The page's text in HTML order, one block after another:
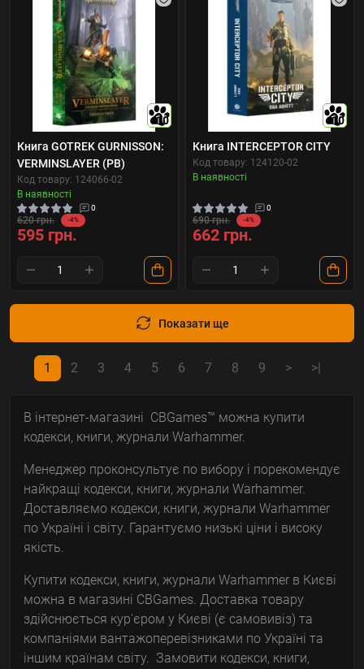
10
Книга GOTREK GURNISSON:
VERMINSLAYER (PB)
Код товару: 124066-02
В наявності
0
620 грн. -4%
595 грн.
10
Книга INTERCEPTOR CITY
Код товару: 124120-02
В наявності
0
690 грн. -4%
662 грн.
Показати ще
1 2 3 4 5 6 7 8 9 > >|
В інтернет-магазині CBGames™ можна купити
кодекси, книги, журнали Warhammer.
Менеджер проконсультує по вибору і порекомендує
найкращі кодекси, книги, журнали Warhammer.
Доставляємо кодекси, книги, журнали Warhammer
по Україні і світу. Гарантуємо низькі ціни і високу
якість.
Купити кодекси, книги, журнали Warhammer в Києві
можна в магазині CBGames. Доставка товару
здійснюється кур'єром у Києві (є самовивіз) та
компаніями вантажоперевізниками по Україні та
іншим країнам світу. Замовити кодекси, книги,